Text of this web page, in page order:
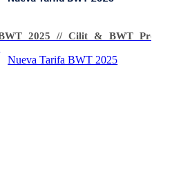
2025 // Cilit & BWT
Nueva Tarifa BWT 2025